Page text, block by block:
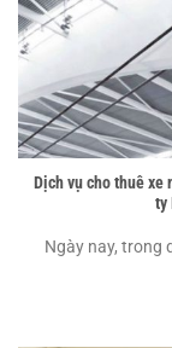
Dịch vụ cho thuê xe
ty
Ngày nay, trong